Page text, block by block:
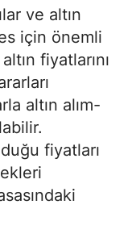
ve altın
için önemli
fiyatlarını
altın alım-
fiyatları